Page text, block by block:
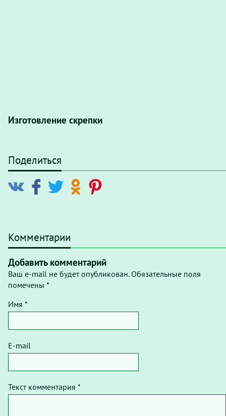
Изготовление скрепки
Поделиться
Комментарии
Добавить комментарий
Ваш e-mail не будет опубликован. Обязательные поля
помечены *
Имя *
E-mail
Текст комментария *